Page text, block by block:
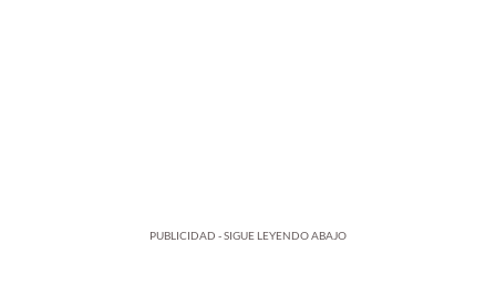
PUBLICIDAD - SIGUE LEYENDO ABAJO